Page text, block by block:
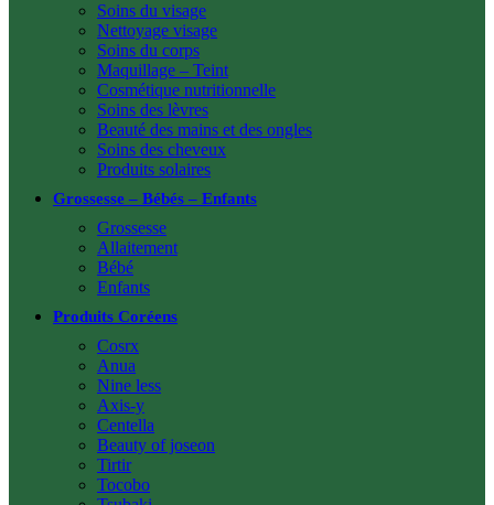
Soins du visage
Nettoyage visage
Soins du corps
Maquillage – Teint
Cosmétique nutritionnelle
Soins des lèvres
Beauté des mains et des ongles
Soins des cheveux
Produits solaires
Grossesse – Bébés – Enfants
Grossesse
Allaitement
Bébé
Enfants
Produits Coréens
Cosrx
Anua
Nine less
Axis-y
Centella
Beauty of joseon
Tirtir
Tocobo